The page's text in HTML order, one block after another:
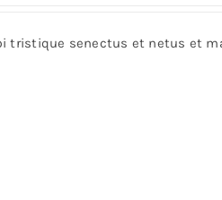
tristique senectus et netus et